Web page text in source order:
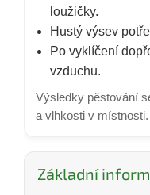
loužičky.
Hustý výsev
Po vyklíčení
vzduchu.
Výsledky pěstování
a vlhkosti v místnosti.
Základní